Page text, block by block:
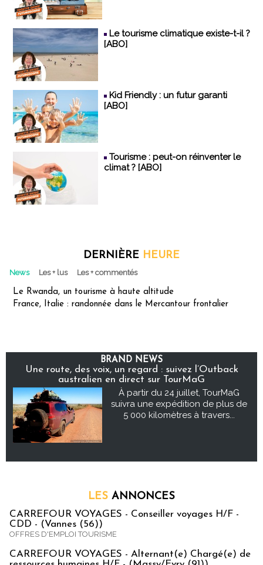
Le tourisme climatique existe-t-il ?
[ABO]
Kid Friendly : un futur garanti
[ABO]
Tourisme : peut-on réinventer le
climat ? [ABO]
DERNIÈRE HEURE
News Les + lus Les + commentés
Le Rwanda, un tourisme à haute altitude
France, Italie : randonnée dans le Mercantour frontalier
BRAND NEWS
Une route, des voix, un regard : suivez l’Outback
australien en direct sur TourMaG
À partir du 24 juillet, TourMaG
suivra une expédition de plus de
5 000 kilomètres à travers...
LES ANNONCES
CARREFOUR VOYAGES - Conseiller voyages H/F -
CDD - (Vannes (56))
OFFRES D'EMPLOI TOURISME
CARREFOUR VOYAGES - Alternant(e) Chargé(e) de